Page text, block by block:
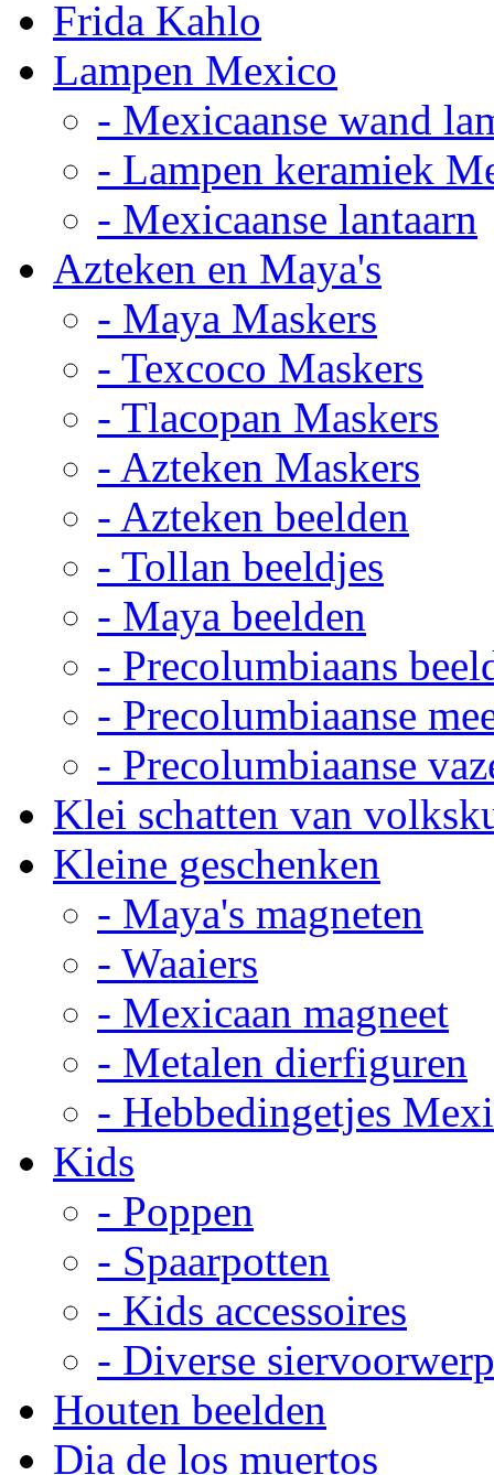
Frida Kahlo
Lampen Mexico
- Mexicaanse wand
- Lampen keramiek
- Mexicaanse lantaarn
Azteken en Maya's
- Maya Maskers
- Texcoco Maskers
- Tlacopan Maskers
- Azteken Maskers
- Azteken beelden
- Tollan beeldjes
- Maya beelden
- Precolumbiaans
- Precolumbiaanse
- Precolumbiaanse
Klei schatten van
Kleine geschenken
- Maya's magneten
- Waaiers
- Mexicaan magneet
- Metalen dierfiguren
- Hebbedingetjes
Kids
- Poppen
- Spaarpotten
- Kids accessoires
- Diverse
Houten beelden
Dia de los muertos